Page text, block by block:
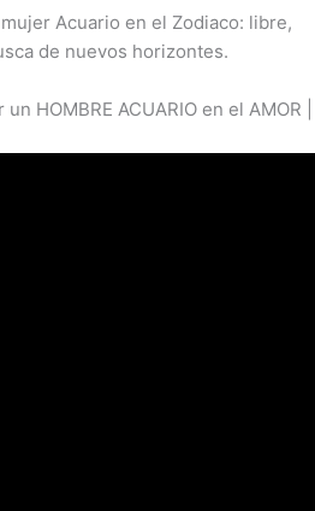
Acuario en el Zodiaco: libre,
de nuevos horizontes.
HOMBRE ACUARIO en el AMOR |